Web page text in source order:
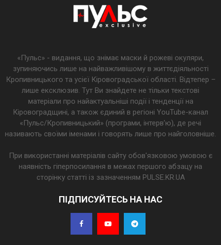
«Пульс» - видання, що знімає маски й рожеві окуляри,
зупиняючись лише на найважливішому в життєдіяльності
Кропивницького та усієї Кіровоградської області. Відтепер –
лише ексклюзив. Тут Ви знайдете не тільки текстові
матеріали про найактуальніші події і тенденції на
Кіровоградщині, а також єдиний в регіоні YouTube-канал
«Пульс/Кропивницький» (програми, інтерв’ю), де речі
називають своїми іменами і говорять лише про найголовніше.
При використанні матеріалів сайту обов'язковою умовою є
наявність гіперпосилання в межах першого абзацу на
сторінку статті із зазначенням PULSE.KR.UA
ПІДПИСУЙТЕСЬ НА НАС